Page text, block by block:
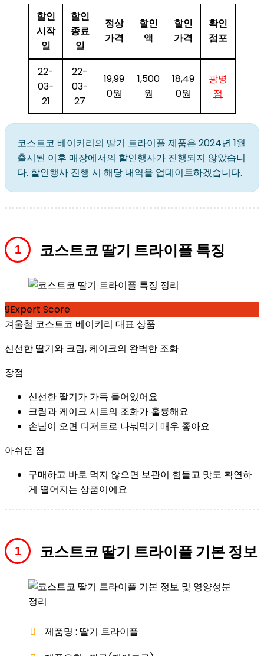
할인
시작
일
할인
종료
일
정상
가격
할인
액
할인
가격
확인
점포
22-
03-
21
22-
03-
27
19,99
0원
1,500
원
18,49
0원
광명
점
코스트코 베이커리의 딸기 트라이플 제품은 2024년 1월
출시된 이후 매장에서의 할인행사가 진행되지 않았습니
다. 할인행사 진행 시 해당 내역을 업데이트하겠습니다.
코스트코 딸기 트라이플 특징
9Expert Score
겨울철 코스트코 베이커리 대표 상품
신선한 딸기와 크림, 케이크의 완벽한 조화
장점
신선한 딸기가 가득 들어있어요
크림과 케이크 시트의 조화가 훌륭해요
손님이 오면 디저트로 나눠먹기 매우 좋아요
아쉬운 점
구매하고 바로 먹지 않으면 보관이 힘들고 맛도 확연하
게 떨어지는 상품이에요
코스트코 딸기 트라이플 기본 정보
제품명 : 딸기 트라이플